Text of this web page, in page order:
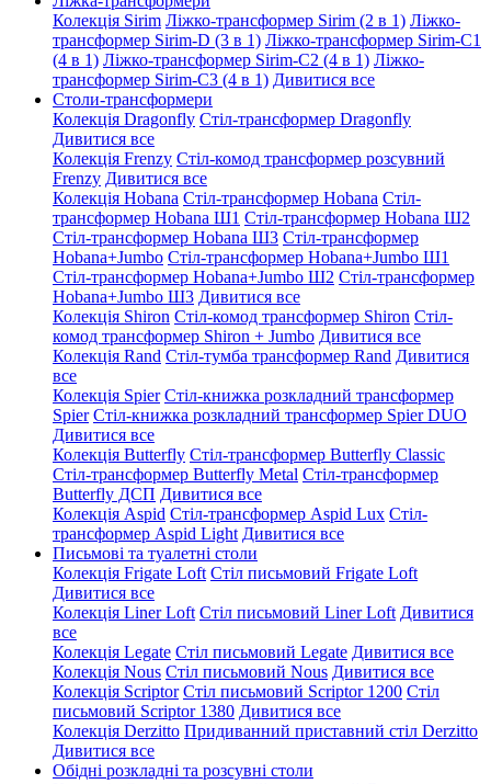
Колекція Sirim Ліжко-трансформер Sirim (2 в 1) Ліжко-
трансформер Sirim-D (3 в 1) Ліжко-трансформер Sirim-C1
(4 в 1) Ліжко-трансформер Sirim-C2 (4 в 1) Ліжко-
трансформер Sirim-C3 (4 в 1) Дивитися все
Столи-трансформери
Колекція Dragonfly Стіл-трансформер Dragonfly
Дивитися все
Колекція Frenzy Стіл-комод трансформер розсувний
Frenzy Дивитися все
Колекція Hobana Стіл-трансформер Hobana Стіл-
трансформер Hobana Ш1 Стіл-трансформер Hobana Ш2
Стіл-трансформер Hobana Ш3 Стіл-трансформер
Hobana+Jumbo Стіл-трансформер Hobana+Jumbo Ш1
Стіл-трансформер Hobana+Jumbo Ш2 Стіл-трансформер
Hobana+Jumbo Ш3 Дивитися все
Колекція Shiron Стіл-комод трансформер Shiron Стіл-
комод трансформер Shiron + Jumbo Дивитися все
Колекція Rand Стіл-тумба трансформер Rand Дивитися
все
Колекція Spier Стіл-книжка розкладний трансформер
Spier Стіл-книжка розкладний трансформер Spier DUO
Дивитися все
Колекція Butterfly Стіл-трансформер Butterfly Classic
Стіл-трансформер Butterfly Metal Стіл-трансформер
Butterfly ДСП Дивитися все
Колекція Aspid Стіл-трансформер Aspid Lux Стіл-
трансформер Aspid Light Дивитися все
Письмові та туалетні столи
Колекція Frigate Loft Стіл письмовий Frigate Loft
Дивитися все
Колекція Liner Loft Стіл письмовий Liner Loft Дивитися
все
Колекція Legate Стіл письмовий Legate Дивитися все
Колекція Nous Стіл письмовий Nous Дивитися все
Колекція Scriptor Стіл письмовий Scriptor 1200 Стіл
письмовий Scriptor 1380 Дивитися все
Колекція Derzitto Придиванний приставний стіл Derzitto
Дивитися все
Обідні розкладні та розсувні столи